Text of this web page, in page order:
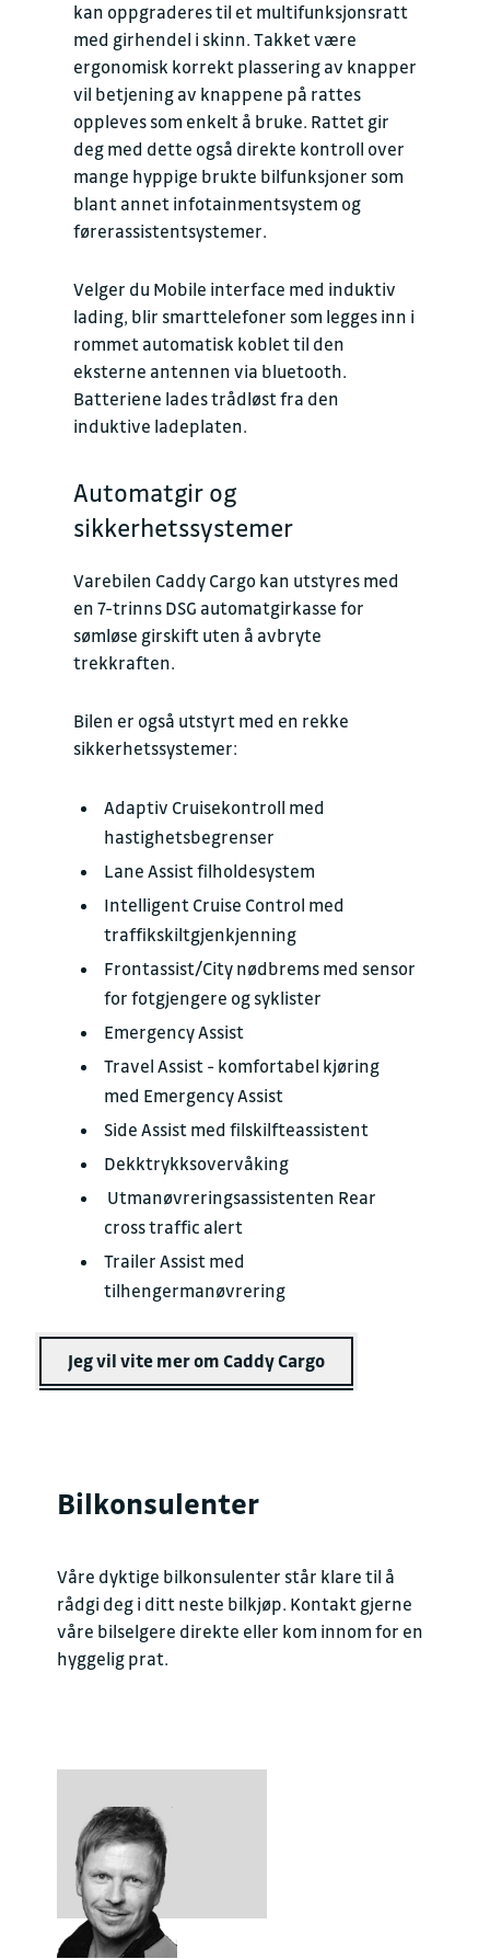
kan oppgraderes til et multifunksjonsratt
med girhendel i skinn. Takket være
ergonomisk korrekt plassering av knapper
vil betjening av knappene på rattes
oppleves som enkelt å bruke. Rattet gir
deg med dette også direkte kontroll over
mange hyppige brukte bilfunksjoner som
blant annet infotainmentsystem og
førerassistentsystemer.
Velger du Mobile interface med induktiv
lading, blir smarttelefoner som legges inn i
rommet automatisk koblet til den
eksterne antennen via bluetooth.
Batteriene lades trådløst fra den
induktive ladeplaten.
Automatgir og
sikkerhetssystemer
Varebilen Caddy Cargo kan utstyres med
en 7-trinns DSG automatgirkasse for
sømløse girskift uten å avbryte
trekkraften.
Bilen er også utstyrt med en rekke
sikkerhetssystemer:
Adaptiv Cruisekontroll med
hastighetsbegrenser
Lane Assist filholdesystem
Intelligent Cruise Control med
traffikskiltgjenkjenning
Frontassist/City nødbrems med sensor
for fotgjengere og syklister
Emergency Assist
Travel Assist - komfortabel kjøring
med Emergency Assist
Side Assist med filskilfteassistent
Dekktrykksovervåking
Utmanøvreringsassistenten Rear
cross traffic alert
Trailer Assist med
tilhengermanøvrering
Jeg vil vite mer om Caddy Cargo
Bilkonsulenter
Våre dyktige bilkonsulenter står klare til å
rådgi deg i ditt neste bilkjøp. Kontakt gjerne
våre bilselgere direkte eller kom innom for en
hyggelig prat.